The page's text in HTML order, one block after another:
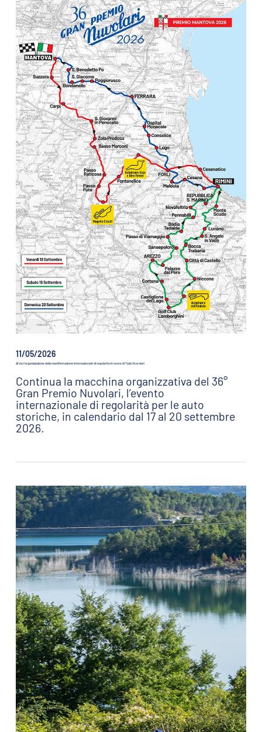
11/05/2026
Al via l’organizzazione della manifestazione internazionale di regolarità in onore di Tazio Nuvolari
Continua la macchina organizzativa del 36°
Gran Premio Nuvolari, l’evento
internazionale di regolarità per le auto
storiche, in calendario dal 17 al 20 settembre
2026.